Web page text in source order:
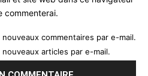
commenterai.
commentaires par e-mail.
articles par e-mail.